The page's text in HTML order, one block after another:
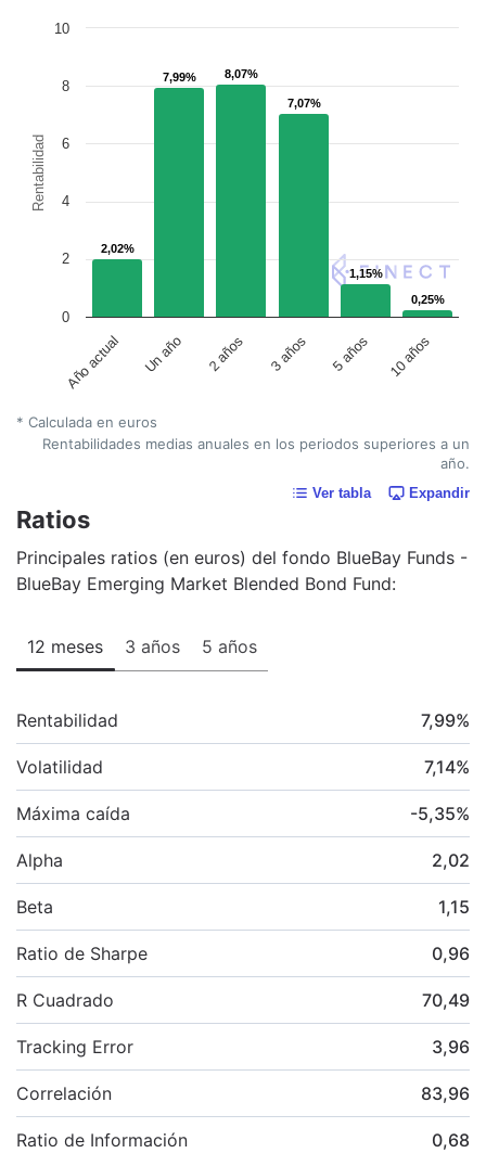
Rentabilidad
2,02%
2,02%
7,99%
7,99% 8,07%
8,07%
7,07%
7,07%
1,15%
1,15%
0,25%
0,25%
Año actual Un año 2 años 3 años 5 años 10 años
0
2
4
6
8
10
* Calculada en euros
Rentabilidades medias anuales en los periodos superiores a un
año.
Ver tabla Expandir
Ratios
Principales ratios (en euros) del fondo BlueBay Funds -
BlueBay Emerging Market Blended Bond Fund:
12 meses 3 años 5 años
Rentabilidad 7,99%
Volatilidad 7,14%
Máxima caída -5,35%
Alpha 2,02
Beta 1,15
Ratio de Sharpe 0,96
R Cuadrado 70,49
Tracking Error 3,96
Correlación 83,96
Ratio de Información 0,68